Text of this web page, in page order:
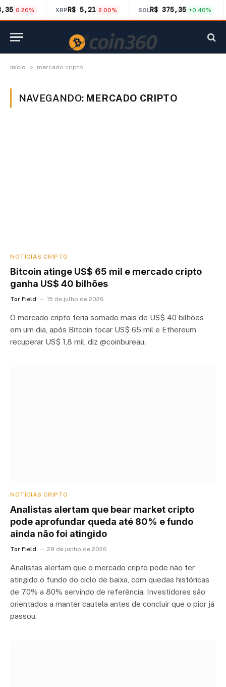
0.20% XRPR$ 5,21 2.00% SOLR$ 375,35 +0.40%
Início » mercado cripto
NAVEGANDO: MERCADO CRIPTO
NOTÍCIAS CRIPTO
Bitcoin atinge US$ 65 mil e mercado cripto
ganha US$ 40 bilhões
Tor Field 15 de julho de 2026
O mercado cripto teria somado mais de US$ 40 bilhões
em um dia, após Bitcoin tocar US$ 65 mil e Ethereum
recuperar US$ 1,8 mil, diz @coinbureau.
NOTÍCIAS CRIPTO
Analistas alertam que bear market cripto
pode aprofundar queda até 80% e fundo
ainda não foi atingido
Tor Field 29 de junho de 2026
Analistas alertam que o mercado cripto pode não ter
atingido o fundo do ciclo de baixa, com quedas históricas
de 70% a 80% servindo de referência. Investidores são
orientados a manter cautela antes de concluir que o pior já
passou.